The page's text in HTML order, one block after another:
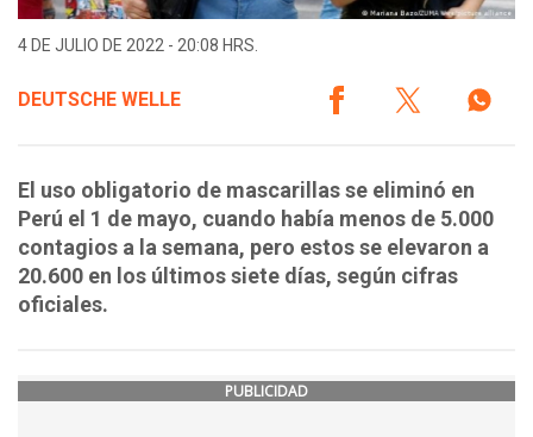
4 DE JULIO DE 2022 - 20:08 HRS.
DEUTSCHE WELLE
El uso obligatorio de mascarillas se eliminó en
Perú el 1 de mayo, cuando había menos de 5.000
contagios a la semana, pero estos se elevaron a
20.600 en los últimos siete días, según cifras
oficiales.
PUBLICIDAD